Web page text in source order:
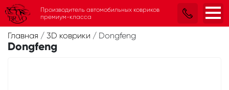
Главная / 3D коврики / Dongfeng
Dongfeng
Производитель автомобильных ковриков
премиум-класса